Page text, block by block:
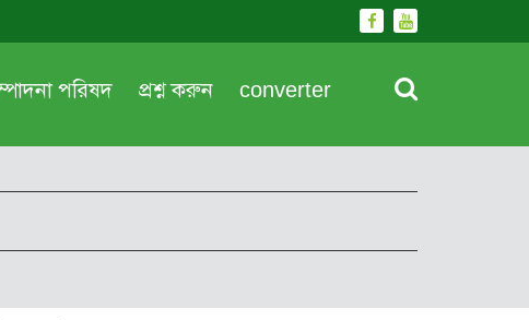
পরিষদ প্রশ্ন করুন converter